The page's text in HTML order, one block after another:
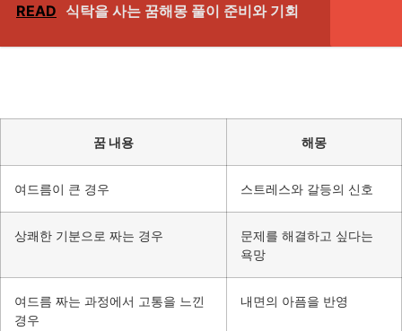
READ 식탁을 사는 꿈해몽 풀이 준비와 기회
꿈 내용 해몽
여드름이 큰 경우 스트레스와 갈등의 신호
상쾌한 기분으로 짜는 경우
문제를 해결하고 싶다는
욕망
여드름 짜는 과정에서 고통을 느낀
경우
내면의 아픔을 반영